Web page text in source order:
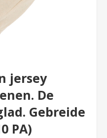
jersey
De
Gebreide
PA)